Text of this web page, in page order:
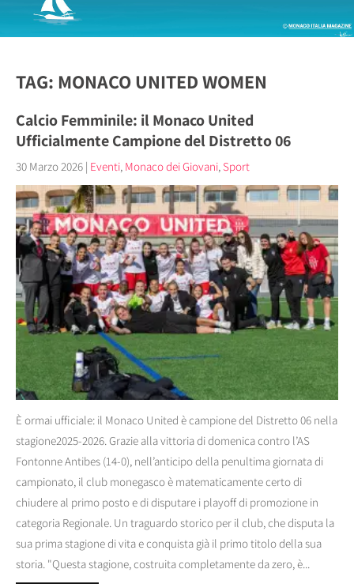
TAG: MONACO UNITED WOMEN
Calcio Femminile: il Monaco United
Ufficialmente Campione del Distretto 06
30 Marzo 2026 | Eventi, Monaco dei Giovani, Sport
È ormai ufficiale: il Monaco United è campione del Distretto 06 nella
stagione2025-2026. Grazie alla vittoria di domenica contro l’AS
Fontonne Antibes (14-0), nell’anticipo della penultima giornata di
campionato, il club monegasco è matematicamente certo di
chiudere al primo posto e di disputare i playoff di promozione in
categoria Regionale. Un traguardo storico per il club, che disputa la
sua prima stagione di vita e conquista già il primo titolo della sua
storia. "Questa stagione, costruita completamente da zero, è...